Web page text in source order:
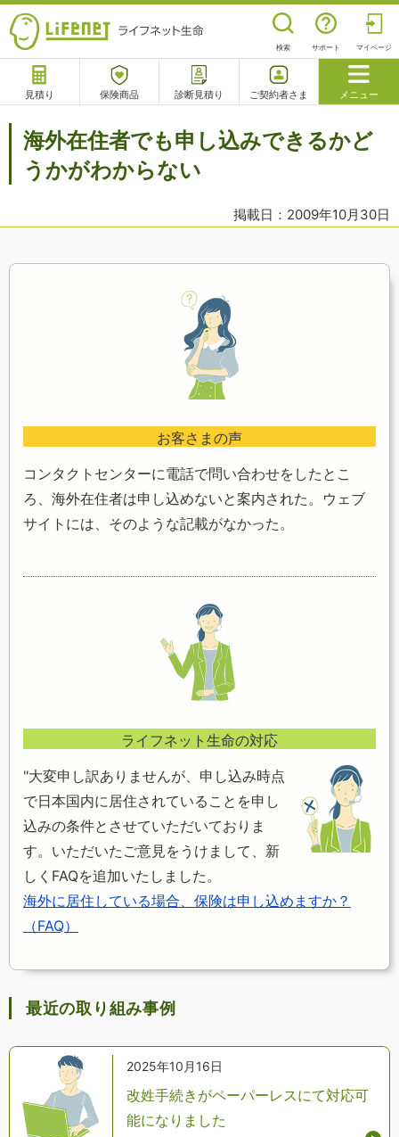
検索 サポート マイページ
見積り 保険商品 診断見積り ご契約者さま メニュー
サポート
閉じる
相談予約 よくあるご質問
海外在住者でも申し込みできるかど
うかがわからない
掲載日：2009年10月30日
お客さまの声
コンタクトセンターに電話で問い合わせをしたとこ
ろ、海外在住者は申し込めないと案内された。ウェブ
サイトには、そのような記載がなかった。
ライフネット生命の対応
"大変申し訳ありませんが、申し込み時点
で日本国内に居住されていることを申し
込みの条件とさせていただいておりま
す。いただいたご意見をうけまして、新
しくFAQを追加いたしました。
海外に居住している場合、保険は申し込めますか？
（FAQ）
最近の取り組み事例
2025年10月16日
改姓手続きがペーパーレスにて対応可
能になりました